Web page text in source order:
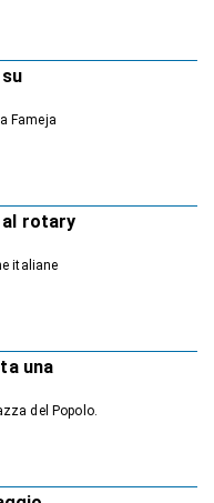
Fameja
rotary
italiane
una
del Popolo.